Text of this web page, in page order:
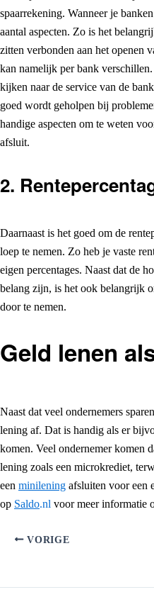
spaarrekening. Wanneer je
aantal aspecten. Zo is het
zitten verbonden aan het openen
kan namelijk per bank
kijken naar de service van de
goed wordt geholpen bij
handige aspecten om te weten
afsluit.
2.
Daarnaast is het goed om de
loep te nemen. Zo heb je vaste
eigen percentages. Naast dat de
belang zijn, is het ook belangrijk
door te nemen.
Geld lenen
Naast dat veel ondernemers
lening af. Dat is handig als er
komen. Veel ondernemer komen
lening zoals een microkrediet,
een minilening afsluiten voor een
op Saldo.nl voor meer informatie
VORIGE